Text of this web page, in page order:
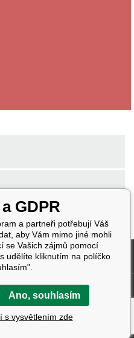
| Design:Smartim.cz
GDPR
a partneři potřebují Váš
aby Vám mimo jiné mohli
se Vašich zájmů pomocí
udělíte kliknutím na políčko
Ano, souhlasím
s vysvětlením zde